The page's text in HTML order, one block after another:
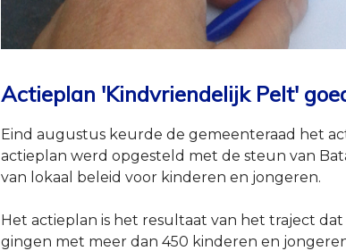
Actieplan 'Kindvriendelijk Pelt'
Eind augustus keurde de gemeenteraad het
actieplan werd opgesteld met de steun van
van lokaal beleid voor kinderen en jongeren.
Het actieplan is het resultaat van het traject
gingen met meer dan 450 kinderen en